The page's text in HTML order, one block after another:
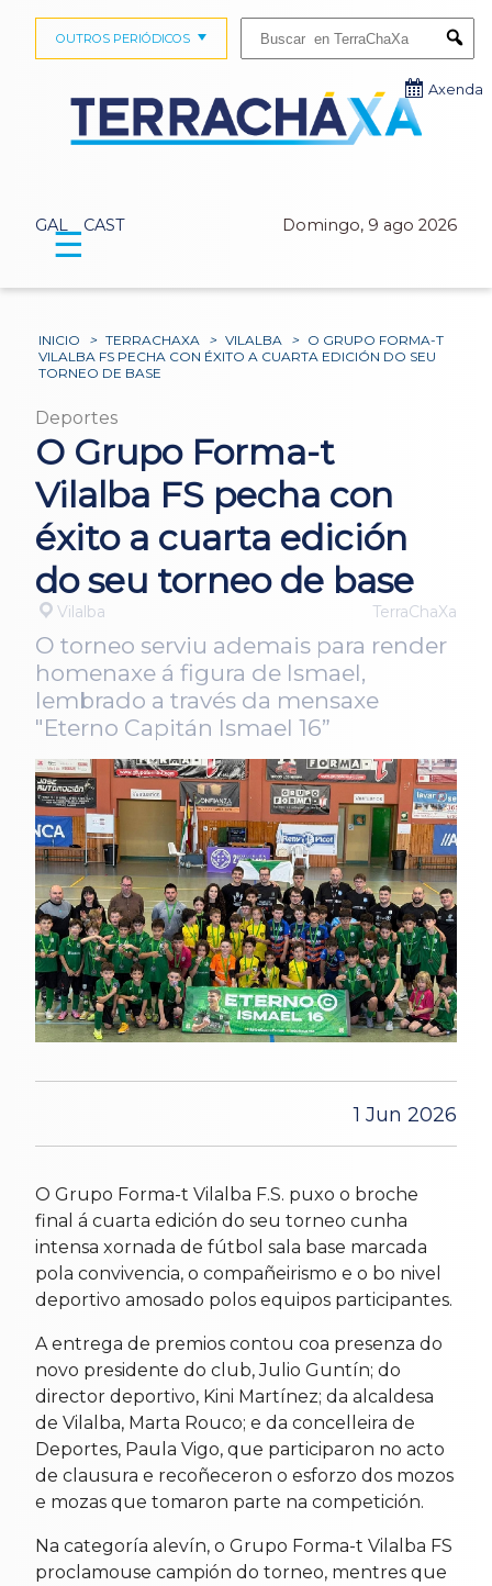
GAL CAST Domingo, 9 ago 2026
OUTROS PERIÓDICOS
Axenda
☰
INICIO > TERRACHAXA > VILALBA > O GRUPO FORMA-T
VILALBA FS PECHA CON ÉXITO A CUARTA EDICIÓN DO SEU
TORNEO DE BASE
Deportes
O Grupo Forma-t
Vilalba FS pecha con
éxito a cuarta edición
do seu torneo de base
Vilalba TerraChaXa
O torneo serviu ademais para render
homenaxe á figura de Ismael,
lembrado a través da mensaxe
"Eterno Capitán Ismael 16”
1 Jun 2026
O Grupo Forma-t Vilalba F.S. puxo o broche
final á cuarta edición do seu torneo cunha
intensa xornada de fútbol sala base marcada
pola convivencia, o compañeirismo e o bo nivel
deportivo amosado polos equipos participantes.
A entrega de premios contou coa presenza do
novo presidente do club, Julio Guntín; do
director deportivo, Kini Martínez; da alcaldesa
de Vilalba, Marta Rouco; e da concelleira de
Deportes, Paula Vigo, que participaron no acto
de clausura e recoñeceron o esforzo dos mozos
e mozas que tomaron parte na competición.
Na categoría alevín, o Grupo Forma-t Vilalba FS
proclamouse campión do torneo, mentres que